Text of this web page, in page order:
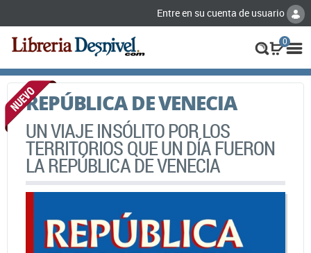
Entre en su cuenta de usuario
0
REPÚBLICA DE VENECIA
UN VIAJE INSÓLITO POR LOS
TERRITORIOS QUE UN DÍA FUERON
LA REPÚBLICA DE VENECIA